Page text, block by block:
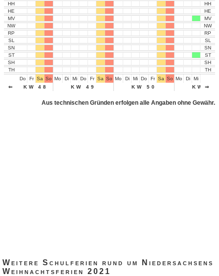
Do Fr Sa So Mo Di Mi Do Fr Sa So Mo Di Mi Do Fr Sa So Mo Di Mi
KW 48
KW 49 KW 50 KW 51
HH
HE
MV
NW
RP
SL
SN
ST
SH
TH
⇐
HH
HE
MV
NW
RP
SL
SN
ST
SH
TH
⇒
Aus technischen Gründen erfolgen alle Angaben ohne Gewähr.
Weitere Schulferien rund um Niedersachsens
Weihnachtsferien 2021